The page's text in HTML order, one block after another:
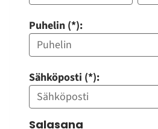
Puhelin (*):
Sähköposti (*):
Salasana